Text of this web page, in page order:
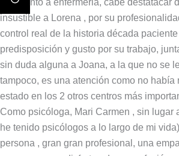
insustible a Lorena , por su
control real de la historia década
predisposición y gusto por su trabajo,
sin duda alguna a Joana, a la que no se
tampoco, es una atención como no había
estado en los 2 otros centros más
Como psicóloga, Mari Carmen , sin lugar
he tenido psicólogos a lo largo de mi
persona , gran gran profesional, una